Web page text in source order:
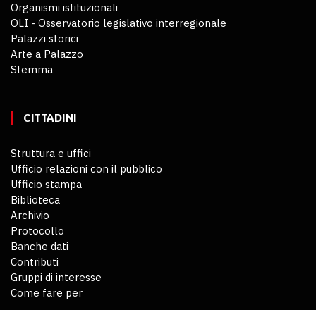
Organismi istituzionali
OLI - Osservatorio legislativo interregionale
Palazzi storici
Arte a Palazzo
Stemma
CITTADINI
Struttura e uffici
Ufficio relazioni con il pubblico
Ufficio stampa
Biblioteca
Archivio
Protocollo
Banche dati
Contributi
Gruppi di interesse
Come fare per